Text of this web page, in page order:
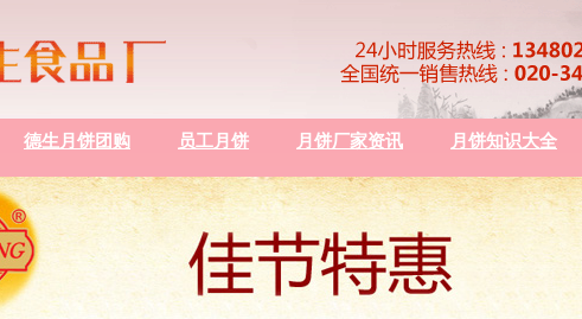
德生月饼团购 员工月饼 月饼厂家资讯 月饼知识大全